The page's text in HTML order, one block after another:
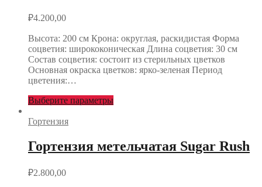
₽4.200,00
Высота: 200 см Крона: округлая, раскидистая Форма
соцветия: ширококоническая Длина соцветия: 30 см
Состав соцветия: состоит из стерильных цветков
Основная окраска цветков: ярко-зеленая Период
цветения:…
Выберите параметры
Гортензия
Гортензия метельчатая Sugar Rush
₽2.800,00